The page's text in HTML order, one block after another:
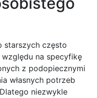
starszych często
na specyfikę
z podopiecznymi
własnych potrzeb
niezwykle